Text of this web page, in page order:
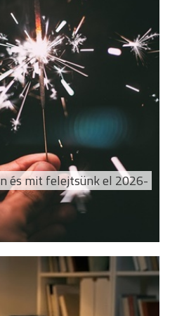
és mit felejtsünk el 2026-